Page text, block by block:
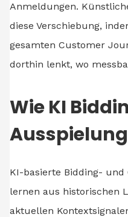
Anmeldungen.
diese Verschiebung,
gesamten Customer
dorthin lenkt, wo
Wie KI
KI-basierte Bidding-
lernen aus historischen
aktuellen